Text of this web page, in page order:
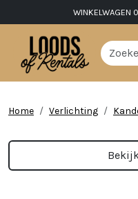
WINKELWAGEN 0
Home Verlichting